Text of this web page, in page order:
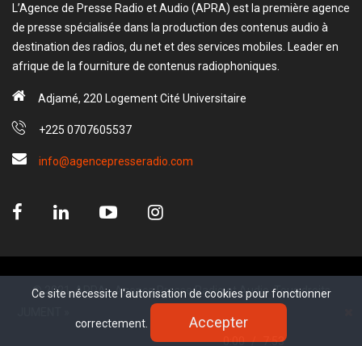
0:00 / 7:53
Ce site nécessite l'autorisation de cookies pour fonctionner
correctement. Accepter
L’Agence de Presse Radio et Audio (APRA) est la première agence
de presse spécialisée dans la production des contenus audio à
destination des radios, du net et des services mobiles. Leader en
afrique de la fourniture de contenus radiophoniques.
Adjamé, 220 Logement Cité Universitaire
+225 0707605537
info@agencepresseradio.com
© 2021, APRA - Agence Presse Radio et Audio. Tous droits
www.sectester.io
Ce site nécessite l'autorisation de cookies pour fonctionner
correctement. Accepter